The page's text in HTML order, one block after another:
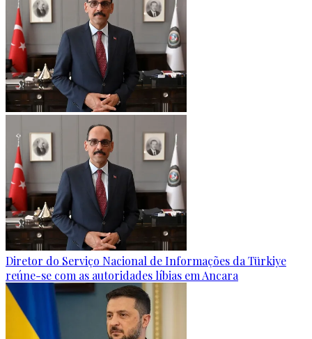
Diretor do Serviço Nacional de Informações da Türkiye
reúne-se com as autoridades líbias em Ancara